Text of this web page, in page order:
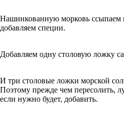
Нашинкованную морковь ссыпаем
добавляем специи.
Добавляем одну столовую ложку
И три столовые ложки морской
Поэтому прежде чем пересолить,
если нужно будет, добавить.